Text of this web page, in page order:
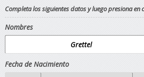
Completa los siguientes datos y luego presiona en
Nombres
Fecha de Nacimiento